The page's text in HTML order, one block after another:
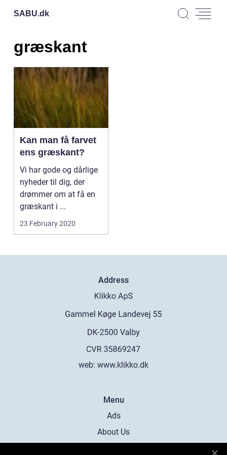
SABU.dk
græskant
Kan man få farvet
ens græskant?
Vi har gode og dårlige
nyheder til dig, der
drømmer om at få en
græskant i ...
23 February 2020
Address
web: www.klikko.dk
Menu
Ads
About Us